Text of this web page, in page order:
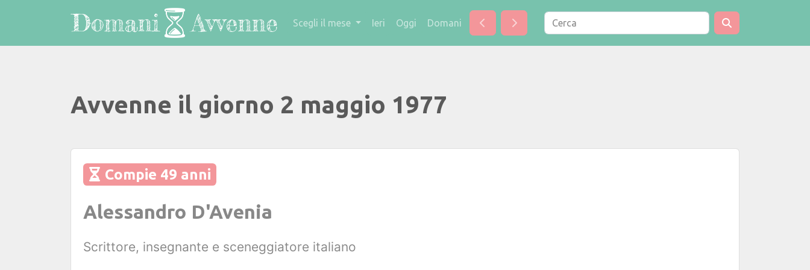
Scegli il mese Ieri Oggi Domani
Avvenne il giorno 2 maggio 1977
Compie 49 anni
Alessandro D'Avenia
Scrittore, insegnante e sceneggiatore italiano